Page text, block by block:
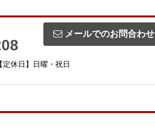
メールでのお問合わせ
定休日】日曜・祝日